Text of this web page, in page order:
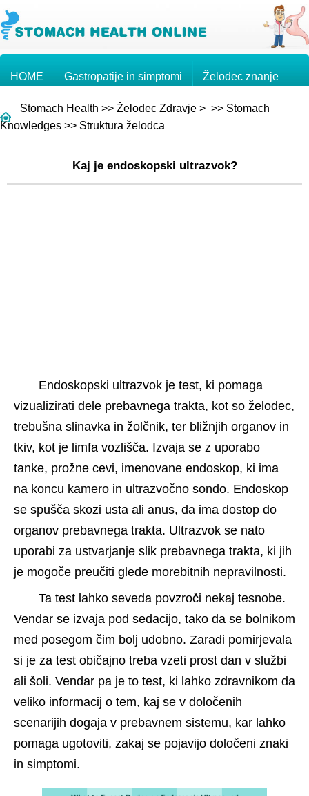
HOME Gastropatije in simptomi Želodec znanje
Želodčni rak Vprašanja in odgovori
Stomach Health >> Želodec Zdravje > >> Stomach
Knowledges >> Struktura želodca
Kaj je endoskopski ultrazvok?
Endoskopski ultrazvok je test, ki pomaga
vizualizirati dele prebavnega trakta, kot so želodec,
trebušna slinavka in žolčnik, ter bližnjih organov in
tkiv, kot je limfa vozlišča. Izvaja se z uporabo
tanke, prožne cevi, imenovane endoskop, ki ima
na koncu kamero in ultrazvočno sondo. Endoskop
se spušča skozi usta ali anus, da ima dostop do
organov prebavnega trakta. Ultrazvok se nato
uporabi za ustvarjanje slik prebavnega trakta, ki jih
je mogoče preučiti glede morebitnih nepravilnosti.
Ta test lahko seveda povzroči nekaj tesnobe.
Vendar se izvaja pod sedacijo, tako da se bolnikom
med posegom čim bolj udobno. Zaradi pomirjevala
si je za test običajno treba vzeti prost dan v službi
ali šoli. Vendar pa je to test, ki lahko zdravnikom da
veliko informacij o tem, kaj se v določenih
scenarijih dogaja v prebavnem sistemu, kar lahko
pomaga ugotoviti, zakaj se pojavijo določeni znaki
in simptomi.